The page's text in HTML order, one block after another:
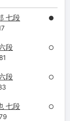
七段 ●
段 ○
段 ○
七段 ○